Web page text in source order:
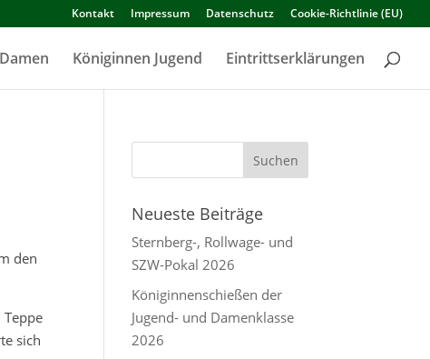
Kontakt Impressum Datenschutz Cookie-Richtlinie (EU)
Königinnen Jugend Eintrittserklärungen
den
Teppe
sich
Neueste Beiträge
Sternberg-, Rollwage- und
SZW-Pokal 2026
Königinnenschießen der
Jugend- und Damenklasse
2026